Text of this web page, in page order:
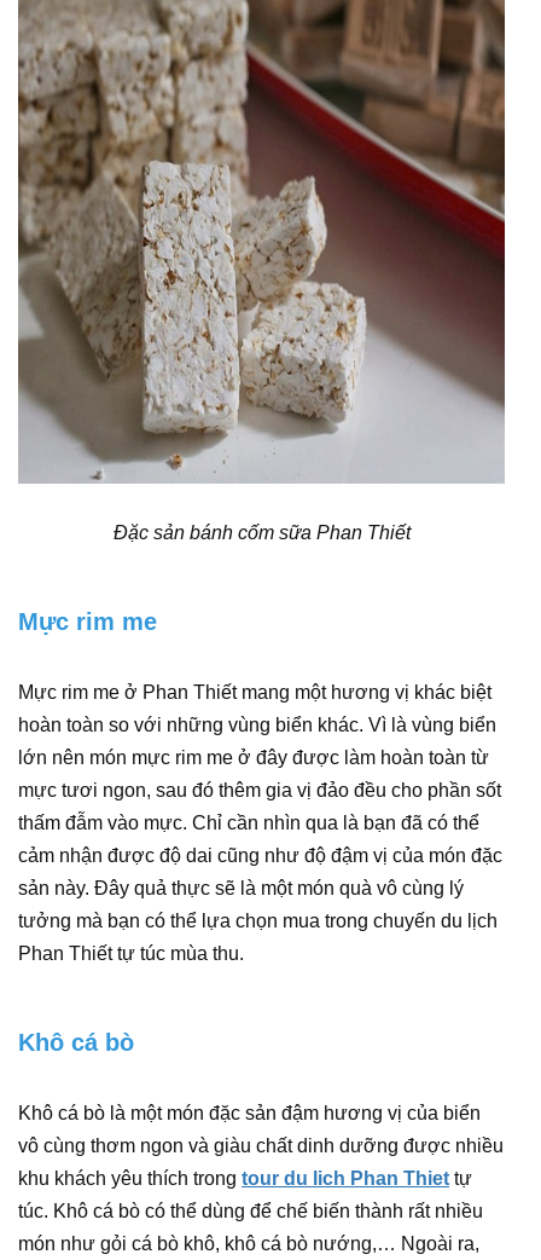
Đặc sản bánh cốm sữa Phan Thiết
Mực rim me
Mực rim me ở Phan Thiết mang một hương vị khác biệt
hoàn toàn so với những vùng biển khác. Vì là vùng biển
lớn nên món mực rim me ở đây được làm hoàn toàn từ
mực tươi ngon, sau đó thêm gia vị đảo đều cho phần sốt
thấm đẫm vào mực. Chỉ cần nhìn qua là bạn đã có thể
cảm nhận được độ dai cũng như độ đậm vị của món đặc
sản này. Đây quả thực sẽ là một món quà vô cùng lý
tưởng mà bạn có thể lựa chọn mua trong chuyến du lịch
Phan Thiết tự túc mùa thu.
Khô cá bò
Khô cá bò là một món đặc sản đậm hương vị của biển
vô cùng thơm ngon và giàu chất dinh dưỡng được nhiều
khu khách yêu thích trong tour du lich Phan Thiet tự
túc. Khô cá bò có thể dùng để chế biến thành rất nhiều
món như gỏi cá bò khô, khô cá bò nướng,… Ngoài ra,